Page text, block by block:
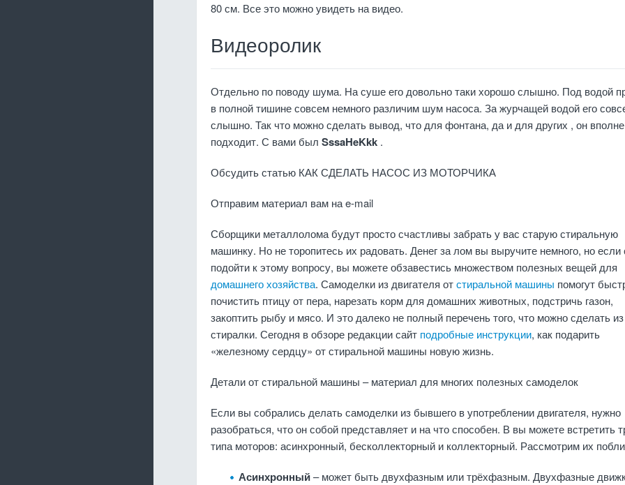
80 см. Все это можно увидеть на видео.
Видеоролик
Отдельно по поводу шума. На суше его довольно таки хорошо слышно. Под водой
в полной тишине совсем немного различим шум насоса. За журчащей водой его
слышно. Так что можно сделать вывод, что для фонтана, да и для других , он вполне
подходит. С вами был SssaHeKkk .
Обсудить статью КАК СДЕЛАТЬ НАСОС ИЗ МОТОРЧИКА
Отправим материал вам на e-mail
Сборщики металлолома будут просто счастливы забрать у вас старую стиральную
машинку. Но не торопитесь их радовать. Денег за лом вы выручите немного, но
подойти к этому вопросу, вы можете обзавестись множеством полезных вещей для
домашнего хозяйства. Самоделки из двигателя отстиральной машины помогут
почистить птицу от пера, нарезать корм для домашних животных, подстричь газон,
закоптить рыбу и мясо. И это далеко не полный перечень того, что можно сделать из
стиралки. Сегодня в обзоре редакции сайт подробные инструкции, как подарить
«железному сердцу» от стиральной машины новую жизнь.
Детали от стиральной машины – материал для многих полезных самоделок
Если вы собрались делать самоделки из бывшего в употреблении двигателя, нужно
разобраться, что он собой представляет и на что способен. В вы можете встретить
типа моторов: асинхронный, бесколлекторный и коллекторный. Рассмотрим их
Асинхронный– может быть двухфазным или трёхфазным. Двухфазные